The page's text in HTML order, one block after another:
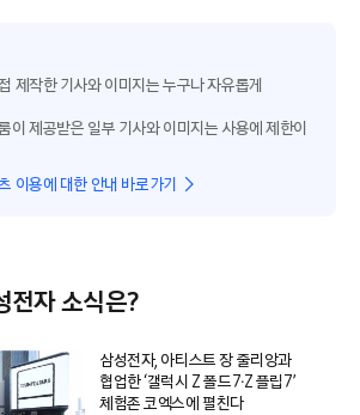
제작한 기사와 이미지는 누구나 자유롭게
이 제공받은 일부 기사와 이미지는 사용에 제한이
이용에 대한 안내 바로가기
전자 소식은?
삼성전자, 아티스트 장 줄리앙과
협업한 ‘갤럭시 Z 폴드7∙Z 플립7’
체험존 코엑스에 펼친다